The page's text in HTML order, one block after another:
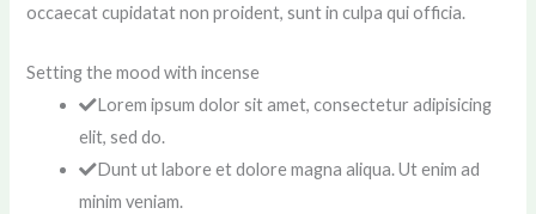
occaecat cupidatat non proident, sunt in culpa qui officia.
Setting the mood with incense
Lorem ipsum dolor sit amet, consectetur adipisicing
elit, sed do.
Dunt ut labore et dolore magna aliqua. Ut enim ad
minim veniam.